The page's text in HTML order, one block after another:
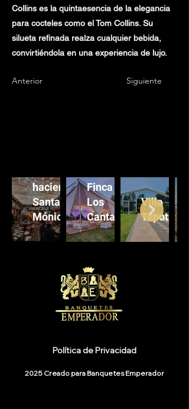
Collins es la quintaesencia de la elegancia
para cocteles como el Tom Collins. Su
silueta refinada realza cualquier bebida,
convirtiéndola en una experiencia de lujo.
Anterior Siguiente
hacienda
Santa
Mónica
Finca
Los
Cantaros
Villa
Política de Privacidad
2025 Creado para Banquetes Emperador